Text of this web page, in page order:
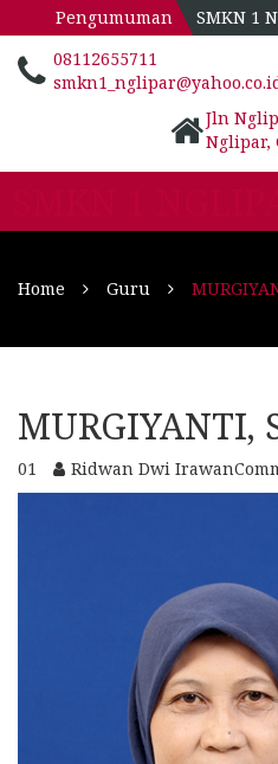
Pengumuman
SMKN 1
08112655711
Jln
Nglipar,
Home Guru
MURGIYANTI,
01 Ridwan Dwi Irawan